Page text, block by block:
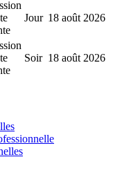
Jour 18 août 2026
Soir 18 août 2026